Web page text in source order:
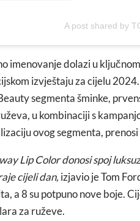
A post shared by
imenovanje dolazi u
izvještaju za cijelu
segmenta šminke,
u kombinaciji s
ovog segmenta, prenosi
Lip Color donosi spoj
cijeli dan, izjavio je Tom
a 8 su potpuno nove boje.
za ruževe.